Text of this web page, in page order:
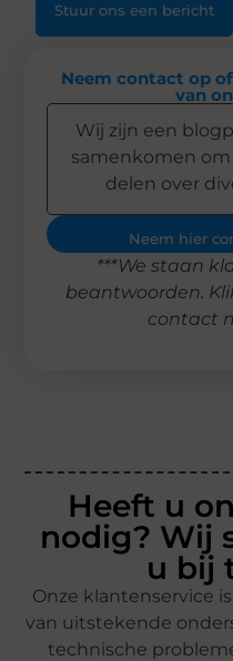
Stuur ons een bericht
Neem contact op
van
Wij zijn een
samenkomen
delen over
Neem hier
***We staan
beantwoorden.
contact
Heeft u
nodig? Wij
u bij
Onze klantenservice
van uitstekende
technische